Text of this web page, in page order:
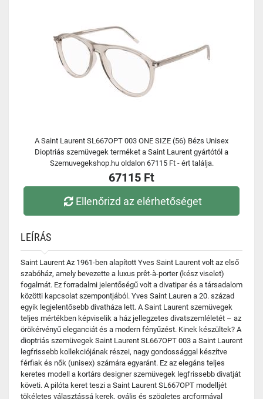
A Saint Laurent SL667OPT 003 ONE SIZE (56) Bézs Unisex
Dioptriás szemüvegek terméket a Saint Laurent gyártótól a
Szemuvegekshop.hu oldalon 67115 Ft - ért találja.
67115 Ft
Ellenőrizd az elérhetőséget
LEÍRÁS
Saint Laurent Az 1961-ben alapított Yves Saint Laurent volt az első
szabóház, amely bevezette a luxus prêt-à-porter (kész viselet)
fogalmát. Ez forradalmi jelentőségű volt a divatipar és a társadalom
közötti kapcsolat szempontjából. Yves Saint Lauren a 20. század
egyik legjelentősebb divatháza lett. A Saint Laurent szemüvegek
teljes mértékben képviselik a ház jellegzetes divatszemléletét – az
örökérvényű eleganciát és a modern fényűzést. Kinek készültek? A
dioptriás szemüvegek Saint Laurent SL667OPT 003 a Saint Laurent
legfrissebb kollekciójának részei, nagy gondossággal készítve
férfiak és nők (unisex) számára egyaránt. Ez az elegáns teljes
keretes modell a kortárs designer szemüvegek legfrissebb divatját
követi. A pilóta keret teszi a Saint Laurent SL667OPT modelljét
tökéletes választássá kerek, ovális és szögletes arcformával